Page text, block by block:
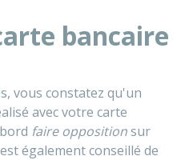
bancaire
vous constatez qu'un
avec votre carte
faire oppositionsur
également conseillé de